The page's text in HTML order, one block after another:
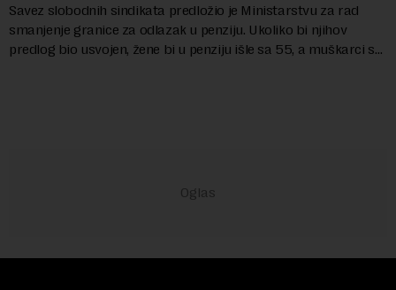
Savez slobodnih sindikata predložio je Ministarstvu za rad
smanjenje granice za odlazak u penziju. Ukoliko bi njihov
predlog bio usvojen, žene bi u penziju išle sa 55, a muškarci sa